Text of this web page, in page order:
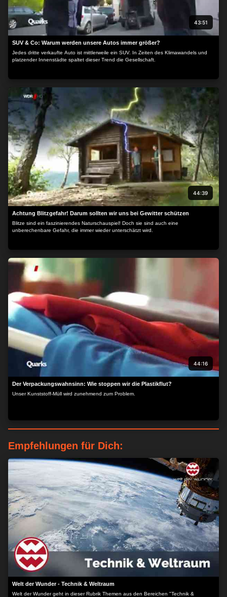
43:51
SUV & Co: Warum werden unsere Autos immer größer?
Jedes dritte verkaufte Auto ist mittlerweile ein SUV. In Zeiten des Klimawandels und
platzender Innenstädte spaltet dieser Trend die Gesellschaft.
44:39
Achtung Blitzgefahr! Darum sollten wir uns bei Gewitter schützen
Blitze sind ein faszinierendes Naturschauspiel! Doch sie sind auch eine
unberechenbare Gefahr, die immer wieder unterschätzt wird.
44:16
Der Verpackungswahnsinn: Wie stoppen wir die Plastikflut?
Unser Kunststoff-Müll wird zunehmend zum Problem.
Empfehlungen für Dich:
Welt der Wunder - Technik & Weltraum
Welt der Wunder geht in dieser Rubrik Themen aus den Bereichen "Technik &